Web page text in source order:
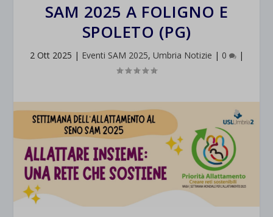
SAM 2025 A FOLIGNO E
SPOLETO (PG)
2 Ott 2025 | Eventi SAM 2025, Umbria Notizie | 0 |